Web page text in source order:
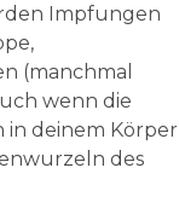
Impfungen
(manchmal
wenn die
in deinem Körper
des